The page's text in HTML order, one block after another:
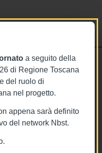
a seguito della
di Regione Toscana
del ruolo di
nel progetto.
appena sarà definito
del network Nbst.
febbraio 2025
regione toscana